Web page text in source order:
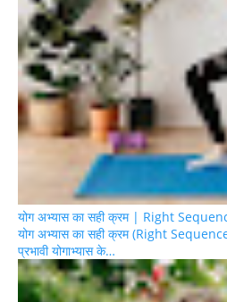
योग अभ्यास का सही क्रम | Right
योग अभ्यास का सही क्रम (Right
प्रभावी योगाभ्यास के…